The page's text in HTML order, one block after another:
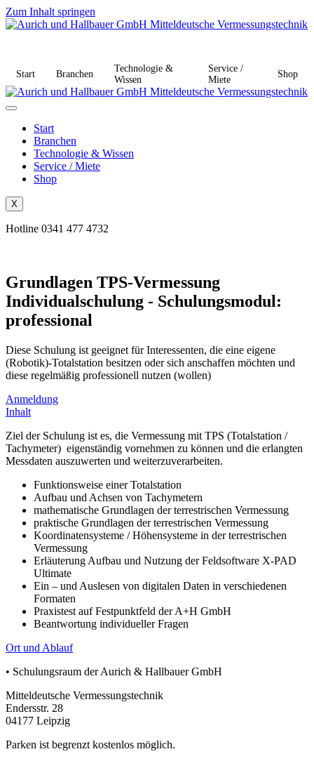
Zum Inhalt springen
Start Branchen
Technologie &
Wissen
Service /
Miete
Shop
Start
Branchen
Technologie & Wissen
Service / Miete
Shop
X
Hotline 0341 477 4732
Grundlagen TPS-Vermessung
Individualschulung - Schulungsmodul:
professional
Diese Schulung ist geeignet für Interessenten, die eine eigene
(Robotik)-Totalstation besitzen oder sich anschaffen möchten und
diese regelmäßig professionell nutzen (wollen)
Anmeldung
Inhalt
Ziel der Schulung ist es, die Vermessung mit TPS (Totalstation /
Tachymeter) eigenständig vornehmen zu können und die erlangten
Messdaten auszuwerten und weiterzuverarbeiten.
Funktionsweise einer Totalstation
Aufbau und Achsen von Tachymetern
mathematische Grundlagen der terrestrischen Vermessung
praktische Grundlagen der terrestrischen Vermessung
Koordinatensysteme / Höhensysteme in der terrestrischen
Vermessung
Erläuterung Aufbau und Nutzung der Feldsoftware X-PAD
Ultimate
Ein – und Auslesen von digitalen Daten in verschiedenen
Formaten
Praxistest auf Festpunktfeld der A+H GmbH
Beantwortung individueller Fragen
Ort und Ablauf
• Schulungsraum der Aurich & Hallbauer GmbH
Mitteldeutsche Vermessungstechnik
Endersstr. 28
04177 Leipzig
Parken ist begrenzt kostenlos möglich.